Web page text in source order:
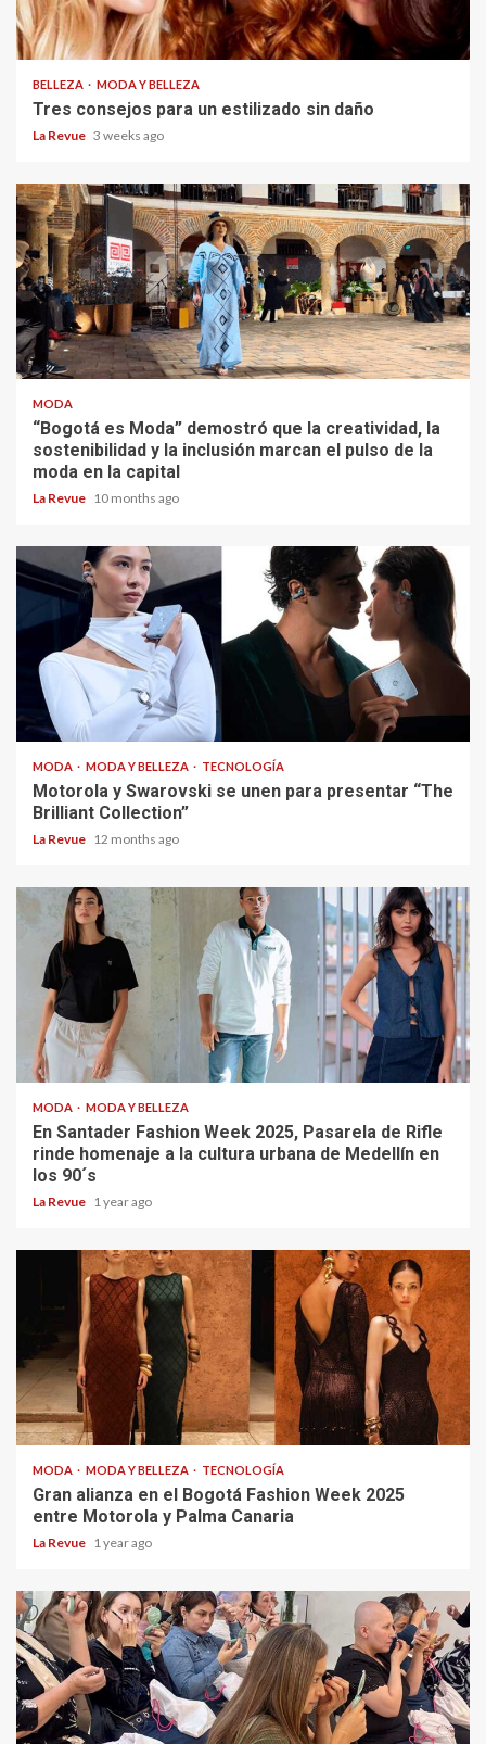
BELLEZA MODA Y BELLEZA
Tres consejos para un estilizado sin daño
La Revue 3 weeks ago
MODA
“Bogotá es Moda” demostró que la creatividad, la
sostenibilidad y la inclusión marcan el pulso de la
moda en la capital
La Revue 10 months ago
MODA MODA Y BELLEZA TECNOLOGÍA
Motorola y Swarovski se unen para presentar “The
Brilliant Collection”
La Revue 12 months ago
MODA MODA Y BELLEZA
En Santader Fashion Week 2025, Pasarela de Rifle
rinde homenaje a la cultura urbana de Medellín en
los 90´s
La Revue 1 year ago
MODA MODA Y BELLEZA TECNOLOGÍA
Gran alianza en el Bogotá Fashion Week 2025
entre Motorola y Palma Canaria
La Revue 1 year ago